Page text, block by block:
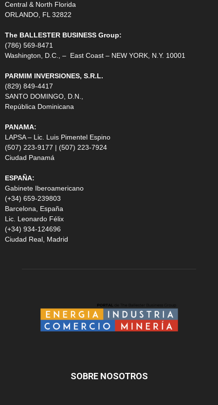
Central & North Florida
ORLANDO, FL 32822
The BALLESTER BUSINESS Group:
(786) 569-8471
Washington, D.C., – East Coast – NEW YORK, N.Y. 10001
PARMIM INVERSIONES, S.R.L.
(829) 849-4417
SANTO DOMINGO, D.N.,
República Dominicana
PANAMA:
LAPSA – Lic. Luis Pimentel Espino
(507) 223-9177 | (507) 223-7924
Ciudad Panamá
ESPAÑA:
Gabinete Iberoamericano
(+34) 659-239803
Barcelona, España
Lic. Leonardo Félix
(+34) 934-124696
Ciudad Real, Madrid
SOBRE NOSOTROS